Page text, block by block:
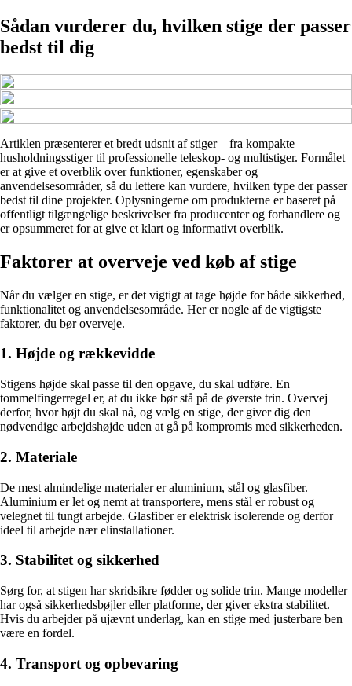
Sådan vurderer du, hvilken stige der passer
bedst til dig
Artiklen præsenterer et bredt udsnit af stiger – fra kompakte
husholdningsstiger til professionelle teleskop- og multistiger. Formålet
er at give et overblik over funktioner, egenskaber og
anvendelsesområder, så du lettere kan vurdere, hvilken type der passer
bedst til dine projekter. Oplysningerne om produkterne er baseret på
offentligt tilgængelige beskrivelser fra producenter og forhandlere og
er opsummeret for at give et klart og informativt overblik.
Faktorer at overveje ved køb af stige
Når du vælger en stige, er det vigtigt at tage højde for både sikkerhed,
funktionalitet og anvendelsesområde. Her er nogle af de vigtigste
faktorer, du bør overveje.
1. Højde og rækkevidde
Stigens højde skal passe til den opgave, du skal udføre. En
tommelfingerregel er, at du ikke bør stå på de øverste trin. Overvej
derfor, hvor højt du skal nå, og vælg en stige, der giver dig den
nødvendige arbejdshøjde uden at gå på kompromis med sikkerheden.
2. Materiale
De mest almindelige materialer er aluminium, stål og glasfiber.
Aluminium er let og nemt at transportere, mens stål er robust og
velegnet til tungt arbejde. Glasfiber er elektrisk isolerende og derfor
ideel til arbejde nær elinstallationer.
3. Stabilitet og sikkerhed
Sørg for, at stigen har skridsikre fødder og solide trin. Mange modeller
har også sikkerhedsbøjler eller platforme, der giver ekstra stabilitet.
Hvis du arbejder på ujævnt underlag, kan en stige med justerbare ben
være en fordel.
4. Transport og opbevaring